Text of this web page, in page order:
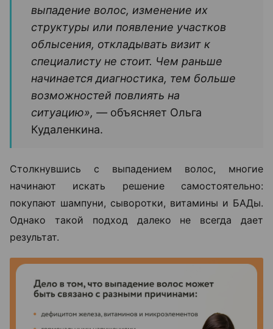
выпадение волос, изменение их
структуры или появление участков
облысения, откладывать визит к
специалисту не стоит. Чем раньше
начинается диагностика, тем больше
возможностей повлиять на
ситуацию», — объясняет Ольга
Кудаленкина.
Столкнувшись с выпадением волос, многие
начинают искать решение самостоятельно:
покупают шампуни, сыворотки, витамины и БАДы.
Однако такой подход далеко не всегда дает
результат.